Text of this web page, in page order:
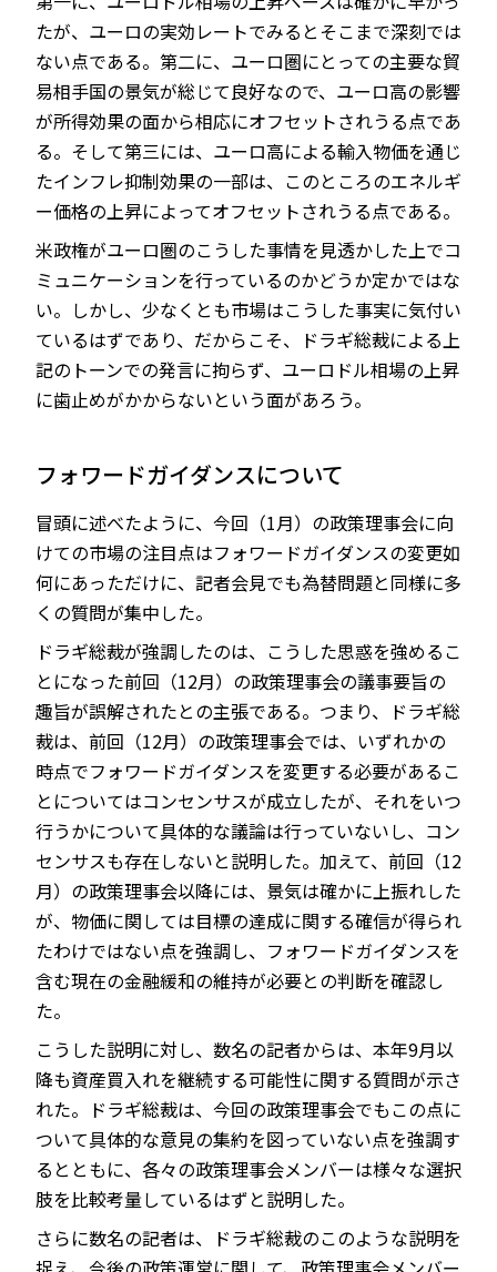
たが、ユーロの実効レートでみるとそこまで深刻では
ない点である。第二に、ユーロ圏にとっての主要な貿
易相手国の景気が総じて良好なので、ユーロ高の影響
が所得効果の面から相応にオフセットされうる点であ
る。そして第三には、ユーロ高による輸入物価を通じ
たインフレ抑制効果の一部は、このところのエネルギ
ー価格の上昇によってオフセットされうる点である。
米政権がユーロ圏のこうした事情を見透かした上でコ
ミュニケーションを行っているのかどうか定かではな
い。しかし、少なくとも市場はこうした事実に気付い
ているはずであり、だからこそ、ドラギ総裁による上
記のトーンでの発言に拘らず、ユーロドル相場の上昇
に歯止めがかからないという面があろう。
フォワードガイダンスについて
冒頭に述べたように、今回（1月）の政策理事会に向
けての市場の注目点はフォワードガイダンスの変更如
何にあっただけに、記者会見でも為替問題と同様に多
くの質問が集中した。
ドラギ総裁が強調したのは、こうした思惑を強めるこ
とになった前回（12月）の政策理事会の議事要旨の
趣旨が誤解されたとの主張である。つまり、ドラギ総
裁は、前回（12月）の政策理事会では、いずれかの
時点でフォワードガイダンスを変更する必要があるこ
とについてはコンセンサスが成立したが、それをいつ
行うかについて具体的な議論は行っていないし、コン
センサスも存在しないと説明した。加えて、前回（12
月）の政策理事会以降には、景気は確かに上振れした
が、物価に関しては目標の達成に関する確信が得られ
たわけではない点を強調し、フォワードガイダンスを
含む現在の金融緩和の維持が必要との判断を確認し
た。
こうした説明に対し、数名の記者からは、本年9月以
降も資産買入れを継続する可能性に関する質問が示さ
れた。ドラギ総裁は、今回の政策理事会でもこの点に
ついて具体的な意見の集約を図っていない点を強調す
るとともに、各々の政策理事会メンバーは様々な選択
肢を比較考量しているはずと説明した。
さらに数名の記者は、ドラギ総裁のこのような説明を